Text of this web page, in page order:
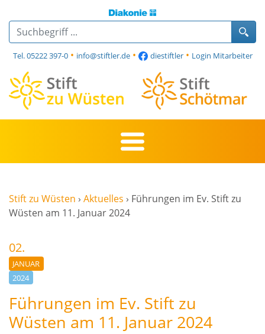
Tel. 05222 397-0 • info@stiftler.de • diestiftler • Login Mitarbeiter
Stift zu Wüsten › Aktuelles › Führungen im Ev. Stift zu
Wüsten am 11. Januar 2024
02.
JANUAR
2024
Führungen im Ev. Stift zu
Wüsten am 11. Januar 2024